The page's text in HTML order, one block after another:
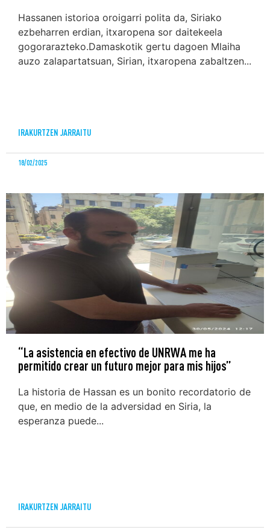
Hassanen istorioa oroigarri polita da, Siriako
ezbeharren erdian, itxaropena sor daitekeela
gogorarazteko.Damaskotik gertu dagoen Mlaiha
auzo zalapartatsuan, Sirian, itxaropena zabaltzen...
IRAKURTZEN JARRAITU
18/02/2025
“La asistencia en efectivo de UNRWA me ha
permitido crear un futuro mejor para mis hijos”
La historia de Hassan es un bonito recordatorio de
que, en medio de la adversidad en Siria, la
esperanza puede...
IRAKURTZEN JARRAITU